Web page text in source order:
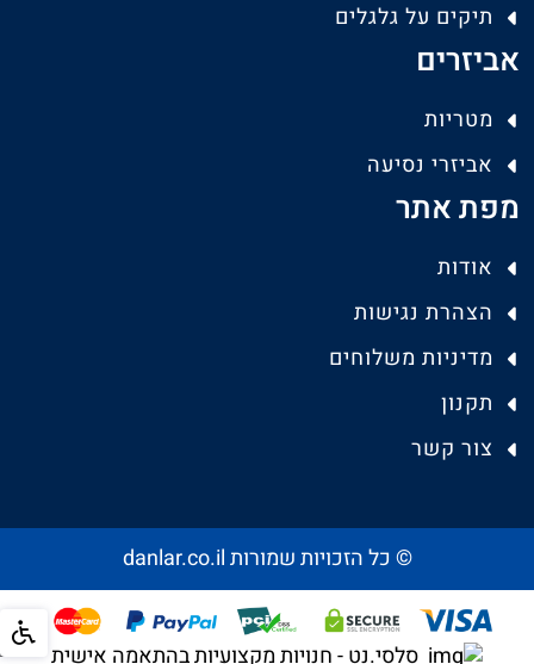
תיקים על גלגלים
אביזרים
מטריות
אביזרי נסיעה
מפת אתר
אודות
הצהרת נגישות
מדיניות משלוחים
תקנון
צור קשר
© כל הזכויות שמורות danlar.co.il
סלסי.נט - חנויות מקצועיות בהתאמה אישית